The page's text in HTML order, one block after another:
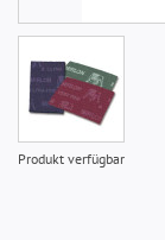
Produkt verfügbar